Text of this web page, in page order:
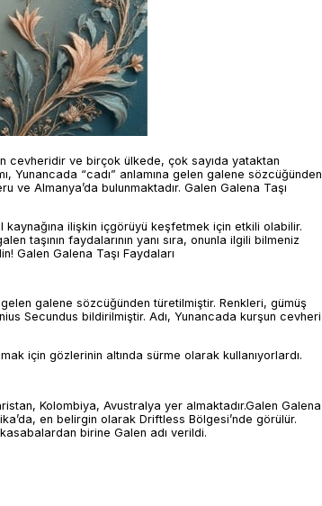
cevheridir ve birçok ülkede, çok sayıda yataktan
Yunancada “cadı” anlamına gelen galene sözcüğünden
ve Almanya’da bulunmaktadır. Galen Galena Taşı
kaynağına ilişkin içgörüyü keşfetmek için etkili olabilir.
taşının faydalarının yanı sıra, onunla ilgili bilmeniz
Galen Galena Taşı Faydaları
galene sözcüğünden türetilmiştir. Renkleri, gümüş
Secundus bildirilmiştir. Adı, Yunancada kurşun cevheri
için gözlerinin altında sürme olarak kullanıyorlardı.
Kolombiya, Avustralya yer almaktadır.Galen Galena
en belirgin olarak Driftless Bölgesi’nde görülür.
birine Galen adı verildi.